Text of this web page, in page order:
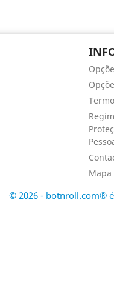
© 2026 - botnroll.com® é